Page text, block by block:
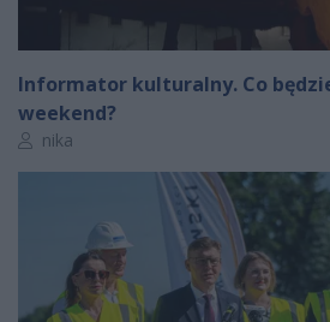
Informator kulturalny. Co
weekend?
Autor artykułu:
nika